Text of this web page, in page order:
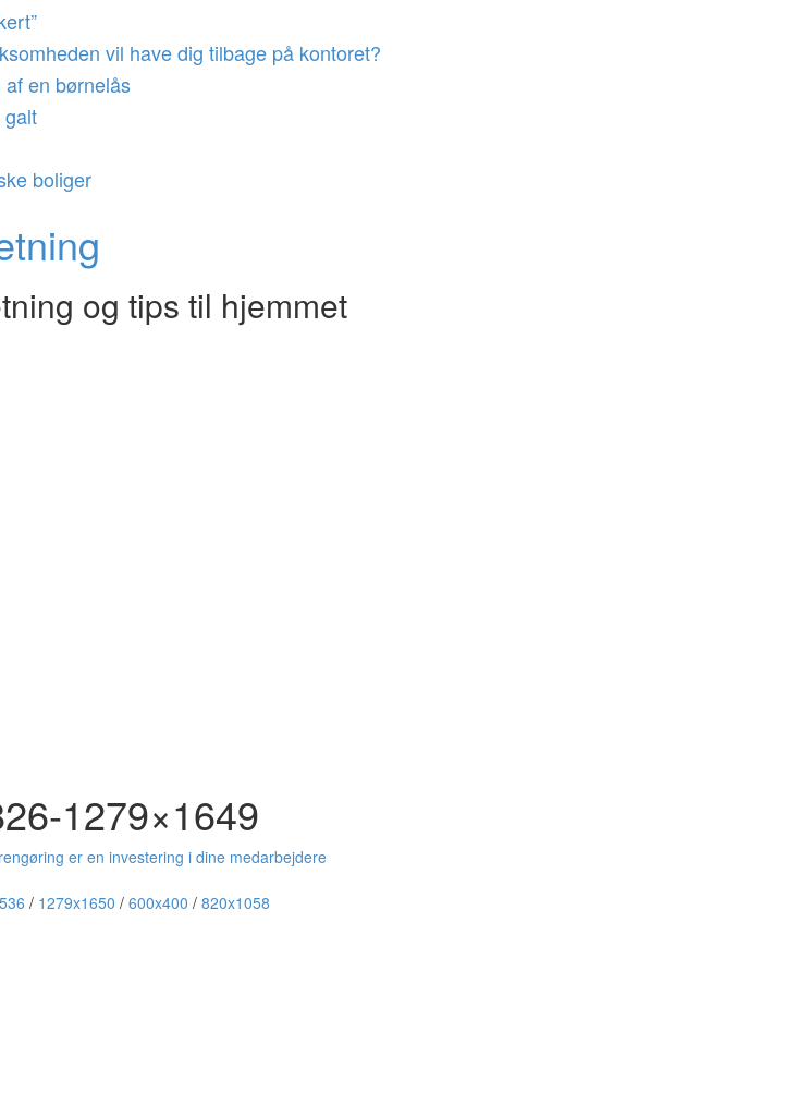
vil have dig tilbage på kontoret?
en børnelås
boliger
og tips til hjemmet
1279×1649
er en investering i dine medarbejdere
/ 1279x1650 / 600x400 / 820x1058